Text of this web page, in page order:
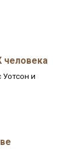
человека
и